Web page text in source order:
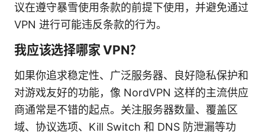
议在遵守暴雪使用条款的前提下使用，并避免通过
VPN 进行可能违反条款的行为。
我应该选择哪家 VPN？
如果你追求稳定性、广泛服务器、良好隐私保护和
对游戏友好的功能，像 NordVPN 这样的主流供应
商通常是不错的起点。关注服务器数量、覆盖区
域、协议选项、Kill Switch 和 DNS 防泄漏等功